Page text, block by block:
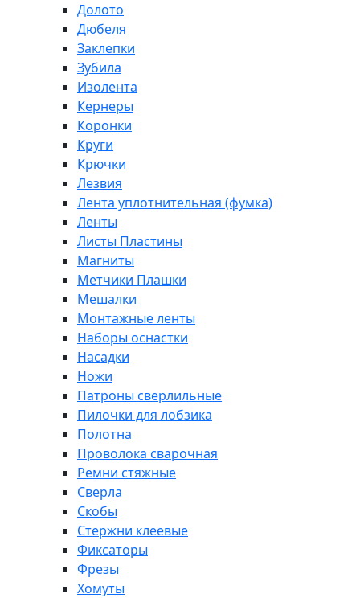
Долото
Дюбеля
Заклепки
Зубила
Изолента
Кернеры
Коронки
Круги
Крючки
Лезвия
Лента уплотнительная (фумка)
Ленты
Листы Пластины
Магниты
Метчики Плашки
Мешалки
Монтажные ленты
Наборы оснастки
Насадки
Ножи
Патроны сверлильные
Пилочки для лобзика
Полотна
Проволока сварочная
Ремни стяжные
Сверла
Скобы
Стержни клеевые
Фиксаторы
Фрезы
Хомуты